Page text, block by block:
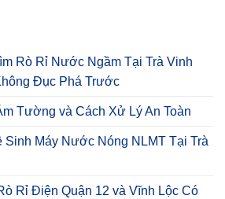
Rò Rỉ Nước Ngầm Tại Trà Vinh
Đục Phá Trước
Tường và Cách Xử Lý An Toàn
Sinh Máy Nước Nóng NLMT Tại Trà
Rỉ Điện Quận 12 và Vĩnh Lộc Có